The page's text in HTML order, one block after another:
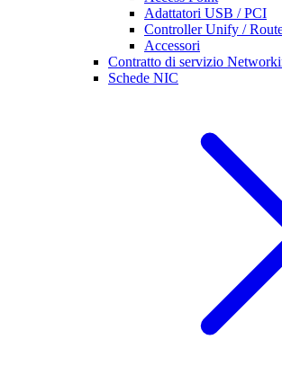
Adattatori USB / PCI
Controller Unify /
Accessori
Contratto di servizio
Schede NIC